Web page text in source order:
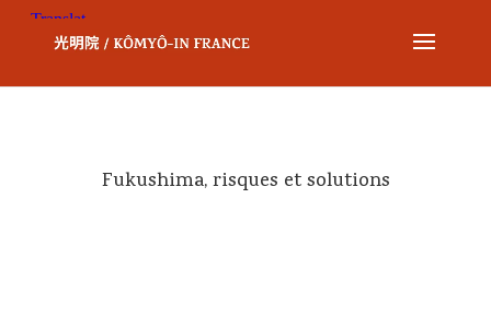
Fukushima, risques et solutions